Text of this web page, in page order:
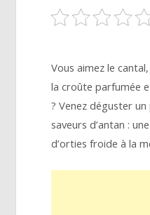
Vous aimez le
la croûte parfumée
? Venez déguster
saveurs d’antan :
d’orties froide à la